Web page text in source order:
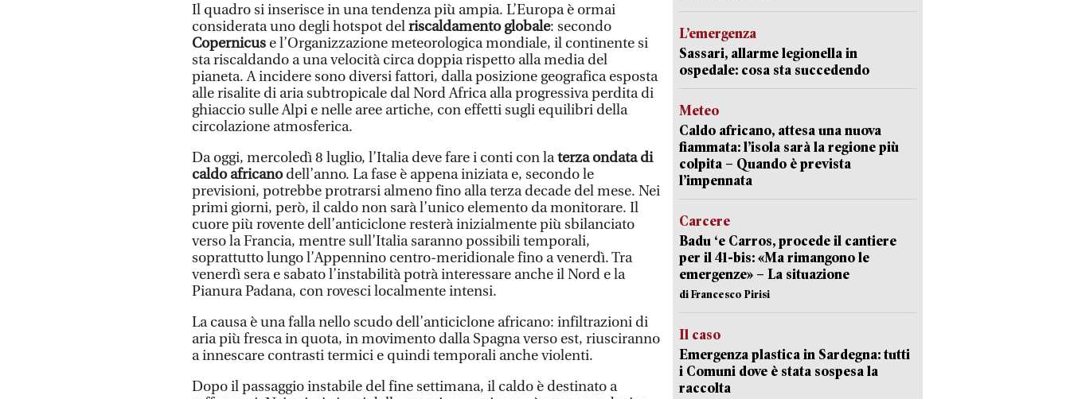
Il quadro si inserisce in una tendenza più ampia. L’Europa è ormai
considerata uno degli hotspot delriscaldamento globale: secondo
Copernicus e l’Organizzazione meteorologica mondiale, il continente si
sta riscaldando a una velocità circa doppia rispetto alla media del
pianeta. A incidere sono diversi fattori, dalla posizione geografica esposta
alle risalite di aria subtropicale dal Nord Africa alla progressiva perdita di
ghiaccio sulle Alpi e nelle aree artiche, con effetti sugli equilibri della
circolazione atmosferica.
Da oggi, mercoledì 8 luglio, l’Italia deve fare i conti con laterza ondata di
caldo africanodell’anno. La fase è appena iniziata e, secondo le
previsioni, potrebbe protrarsi almeno fino alla terza decade del mese. Nei
primi giorni, però, il caldo non sarà l’unico elemento da monitorare. Il
cuore più rovente dell’anticiclone resterà inizialmente più sbilanciato
verso la Francia, mentre sull’Italia saranno possibili temporali,
soprattutto lungo l’Appennino centro-meridionale fino a venerdì. Tra
venerdì sera e sabato l’instabilità potrà interessare anche il Nord e la
Pianura Padana, con rovesci localmente intensi.
La causa è una falla nello scudo dell’anticiclone africano: infiltrazioni di
aria più fresca in quota, in movimento dalla Spagna verso est, riusciranno
a innescare contrasti termici e quindi temporali anche violenti.
Dopo il passaggio instabile del fine settimana, il caldo è destinato a
L’emergenza
Sassari, allarme legionella in
ospedale: cosa sta succedendo
Meteo
Caldo africano, attesa una nuova
fiammata: l’isola sarà la regione più
colpita – Quando è prevista
l’impennata
Carcere
Badu ‘e Carros, procede il cantiere
per il 41-bis: «Ma rimangono le
emergenze» – La situazione
di Francesco Pirisi
Il caso
Emergenza plastica in Sardegna: tutti
i Comuni dove è stata sospesa la
raccolta